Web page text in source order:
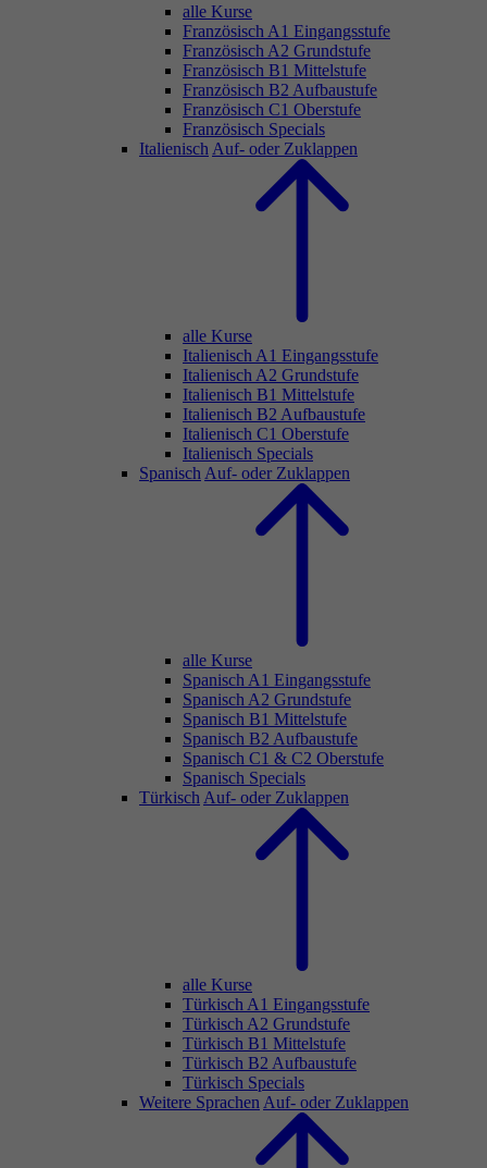
alle Kurse
Französisch A1 Eingangsstufe
Französisch A2 Grundstufe
Französisch B1 Mittelstufe
Französisch B2 Aufbaustufe
Französisch C1 Oberstufe
Französisch Specials
Italienisch Auf- oder Zuklappen
alle Kurse
Italienisch A1 Eingangsstufe
Italienisch A2 Grundstufe
Italienisch B1 Mittelstufe
Italienisch B2 Aufbaustufe
Italienisch C1 Oberstufe
Italienisch Specials
Spanisch Auf- oder Zuklappen
alle Kurse
Spanisch A1 Eingangsstufe
Spanisch A2 Grundstufe
Spanisch B1 Mittelstufe
Spanisch B2 Aufbaustufe
Spanisch C1 & C2 Oberstufe
Spanisch Specials
Türkisch Auf- oder Zuklappen
alle Kurse
Türkisch A1 Eingangsstufe
Türkisch A2 Grundstufe
Türkisch B1 Mittelstufe
Türkisch B2 Aufbaustufe
Türkisch Specials
Weitere Sprachen Auf- oder Zuklappen